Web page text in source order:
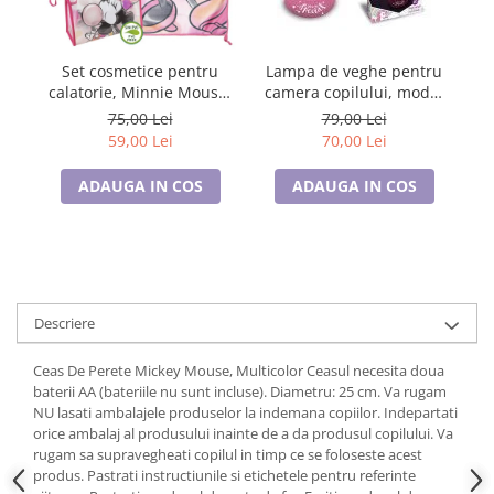
Tricouri de cuplu Valentine's Day
Valentine's Day
Cadouri pentru Bunici
Cadouri pentru Nasi si Fini
Cadouri Craciun
Cadouri pentru profesori sau absolventi
8 Martie
Cadouri pentru CUPLU El & Ea
Cadouri Iubitori de animale
Cadouri GRAVIDE
Cadouri pentru sportivi
Cadouri Pensionare
Cadouri Colegi, sefi sau angajati
Set cosmetice pentru
calatorie, Minnie Mouse,
Disney
75,00 Lei
59,00 Lei
ADAUGA IN COS
Lampa de veghe pentru
camera copilului, model
Unicorn
79,00 Lei
70,00 Lei
ADAUGA IN COS
Descriere
Ceas De Perete Mickey Mouse, Multicolor Ceasul necesita doua
baterii AA (bateriile nu sunt incluse). Diametru: 25 cm. Va rugam
NU lasati ambalajele produselor la indemana copiilor. Indepartati
orice ambalaj al produsului inainte de a da produsul copilului. Va
rugam sa supravegheati copilul in timp ce se foloseste acest
produs. Pastrati instructiunile si etichetele pentru referinte